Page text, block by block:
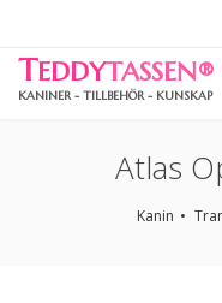
TEDDYTASSEN®
KANINER - TILLBEHÖR - KUNSKAP
Atlas
Kanin